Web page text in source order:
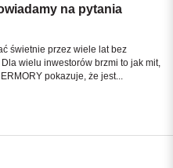
na pytania
świetnie przez wiele lat bez
wielu inwestorów brzmi to jak mit,
pokazuje, że jest...